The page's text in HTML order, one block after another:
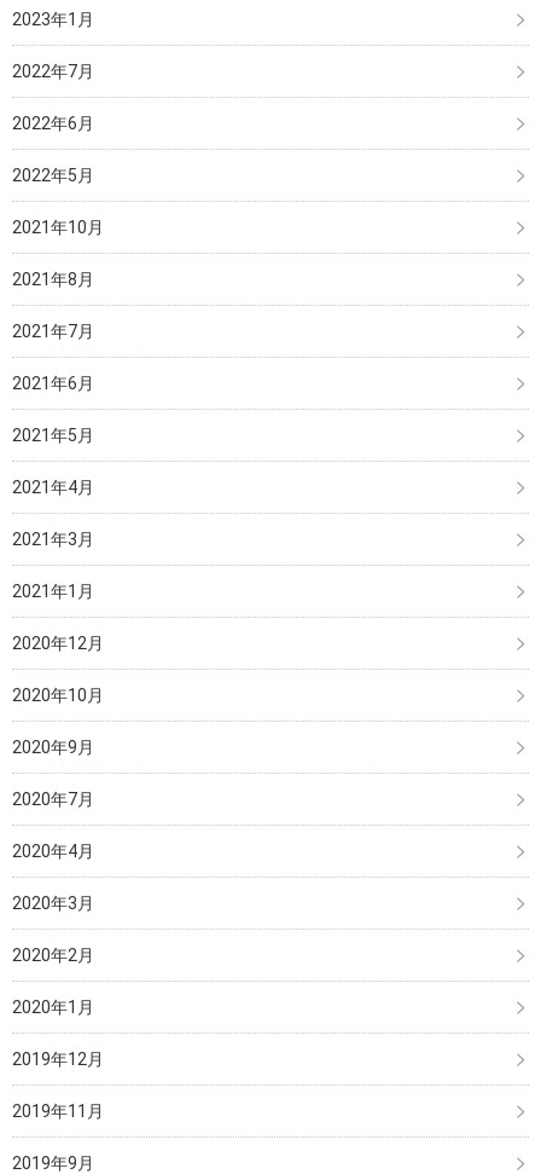
2023年1月
2022年7月
2022年6月
2022年5月
2021年10月
2021年8月
2021年7月
2021年6月
2021年5月
2021年4月
2021年3月
2021年1月
2020年12月
2020年10月
2020年9月
2020年7月
2020年4月
2020年3月
2020年2月
2020年1月
2019年12月
2019年11月
2019年9月